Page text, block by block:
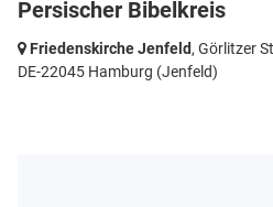
Persischer Bibelkreis
Friedenskirche Jenfeld, Görlitzer
DE-22045 Hamburg (Jenfeld)